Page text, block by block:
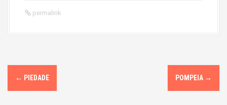
permalink
P
o
← PIEDADE POMPEIA →